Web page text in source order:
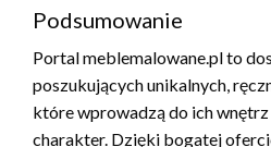
Podsumowanie
Portal meblemalowane.pl to
poszukujących unikalnych,
które wprowadzą do ich
charakter. Dzięki bogatej